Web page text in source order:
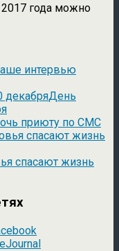
года можно
интервью
День
приюту по СМС
спасают жизнь